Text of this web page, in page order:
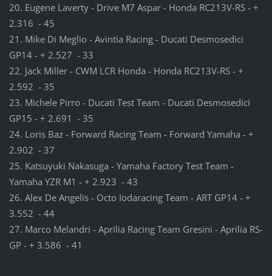
20. Eugene Laverty - Drive M7 Aspar - Honda RC213V-RS - +
2.316 - 45
21. Mike Di Meglio - Avintia Racing - Ducati Desmosedici
GP14 - + 2.527 - 33
22. Jack Miller - CWM LCR Honda - Honda RC213V-RS - +
2.592 - 35
23. Michele Pirro - Ducati Test Team - Ducati Desmosedici
GP15 - + 2.691 - 35
24. Loris Baz - Forward Racing Team - Forward Yamaha - +
2.902 - 37
25. Katsuyuki Nakasuga - Yamaha Factory Test Team -
Yamaha YZR M1 - + 2.923 - 43
26. Alex De Angelis - Octo Iodaracing Team - ART GP14 - +
3.552 - 44
27. Marco Melandri - Aprilia Racing Team Gresini - Aprilia RS-
GP - + 3.586 - 41